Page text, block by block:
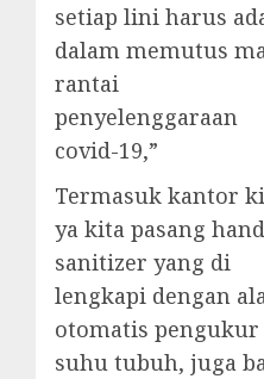
setiap lini harus
dalam memutus
rantai
penyelenggaraan
covid-19,”
Termasuk kantor
ya kita pasang hand
sanitizer yang di
lengkapi dengan
otomatis pengukur
suhu tubuh, juga